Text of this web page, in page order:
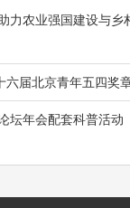
农业强国建设与乡
六届北京青年五四奖
坛年会配套科普活动